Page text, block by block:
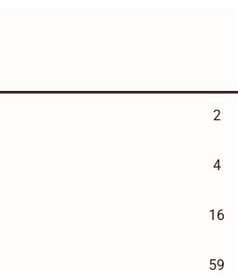
2
4
16
59